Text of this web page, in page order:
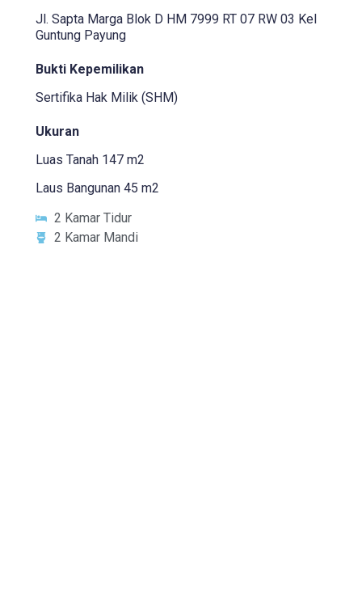
Jl. Sapta Marga Blok D HM 7999 RT 07 RW 03 Kel
Guntung Payung
Bukti Kepemilikan
Sertifika Hak Milik (SHM)
Ukuran
Luas Tanah 147 m2
Laus Bangunan 45 m2
2 Kamar Tidur
2 Kamar Mandi